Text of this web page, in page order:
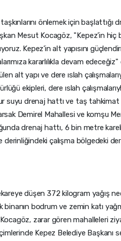
önlemek için başlattığı
Mesut Kocagöz, "Kepez’in
Kepez’in alt yapısını
kararlılıkla devam edeceğiz"
alt yapı ve dere ıslah
ekipleri, dere ıslah
suyu drenaj hattı ve taş tahkimat
Demirel Mahallesi ve komşu
drenaj hattı, 6 bin metre
çalışma bölgedeki
düşen 372 kilogram yağış
binanın bodrum ve zemin katı
zarar gören mahalleleri
Kepez Belediye Başkanı